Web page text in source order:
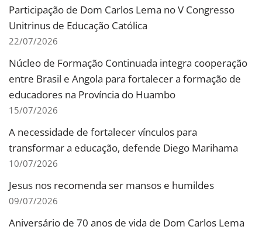
Participação de Dom Carlos Lema no V Congresso
Unitrinus de Educação Católica
22/07/2026
Núcleo de Formação Continuada integra cooperação
entre Brasil e Angola para fortalecer a formação de
educadores na Província do Huambo
15/07/2026
A necessidade de fortalecer vínculos para
transformar a educação, defende Diego Marihama
10/07/2026
Jesus nos recomenda ser mansos e humildes
09/07/2026
Aniversário de 70 anos de vida de Dom Carlos Lema